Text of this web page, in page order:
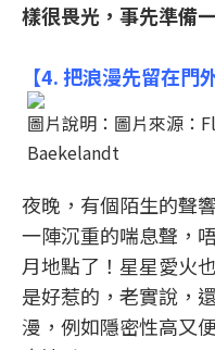
樣很畏光，事先準備
【4. 把浪漫先留在門
圖片說明：圖片來源：
Baekelandt
夜晚，有個陌生的聲
一陣沉重的喘息聲，
月地點了！星星愛火
是好惹的，老實說，
漫，例如隱密性高又